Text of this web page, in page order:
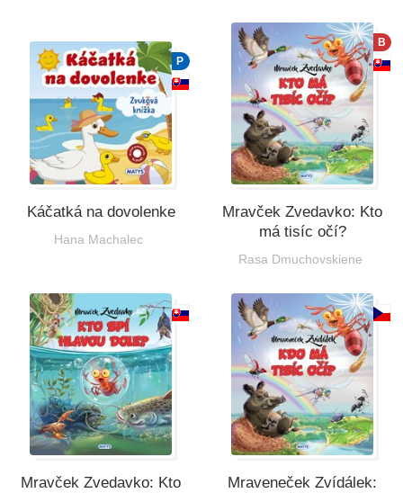
P
Káčatká na dovolenke
Hana Machalec
B
Mravček Zvedavko: Kto
má tisíc očí?
Rasa Dmuchovskiene
Mravček Zvedavko: Kto
Mraveneček Zvídálek: